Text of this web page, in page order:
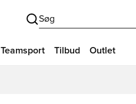
Søg
Teamsport Tilbud Outlet